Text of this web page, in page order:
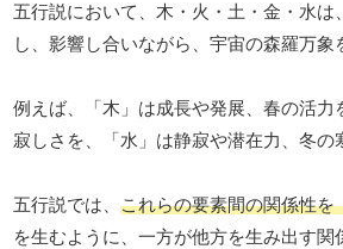
五行説において、木・火・土・金・水
し、影響し合いながら、宇宙の森羅万象
例えば、「木」は成長や発展、春の活
寂しさを、「水」は静寂や潜在力、冬の
五行説では、 これらの要素間の関係性を
を生むように、一方が他方を生み出す